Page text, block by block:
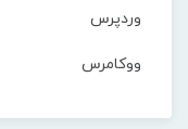
وردپرس
ووکامرس